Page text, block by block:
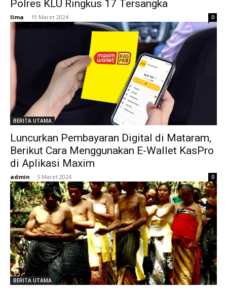
Polres KLU Ringkus 17 Tersangka
Ilma - 19 Maret 2024 0
BERITA UTAMA
Luncurkan Pembayaran Digital di Mataram,
Berikut Cara Menggunakan E-Wallet KasPro
di Aplikasi Maxim
admin - 5 Maret 2024 0
BERITA UTAMA